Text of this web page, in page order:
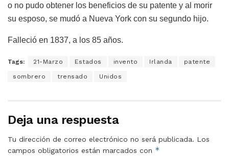
o no pudo obtener los beneficios de su patente y al morir
su esposo, se mudó a Nueva York con su segundo hijo.
Falleció en 1837, a los 85 años.
Tags: 21-Marzo Estados invento Irlanda patente
sombrero trensado Unidos
Deja una respuesta
Tu dirección de correo electrónico no será publicada. Los
campos obligatorios están marcados con *